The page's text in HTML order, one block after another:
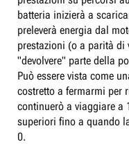
batteria inizierà a
preleverà energia dal
prestazioni (o a parità di
"devolvere" parte della
Può essere vista come
costretto a fermarmi per
continuerò a viaggiare a
superiori fino a quando
0.